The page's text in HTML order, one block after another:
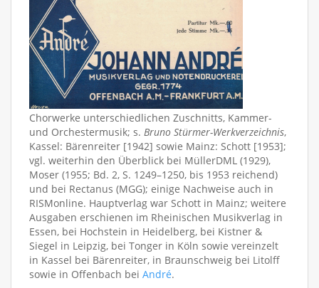
Chorwerke unterschiedlichen Zuschnitts, Kammer-
und Orchestermusik; s. Bruno Stürmer-Werkverzeichnis,
Kassel: Bärenreiter [1942] sowie Mainz: Schott [1953];
vgl. weiterhin den Überblick bei MüllerDML (1929),
Moser (1955; Bd. 2, S. 1249–1250, bis 1953 reichend)
und bei Rectanus (MGG); einige Nachweise auch in
RISMonline. Hauptverlag war Schott in Mainz; weitere
Ausgaben erschienen im Rheinischen Musikverlag in
Essen, bei Hochstein in Heidelberg, bei Kistner &
Siegel in Leipzig, bei Tonger in Köln sowie vereinzelt
in Kassel bei Bärenreiter, in Braunschweig bei Litolff
sowie in Offenbach bei André.